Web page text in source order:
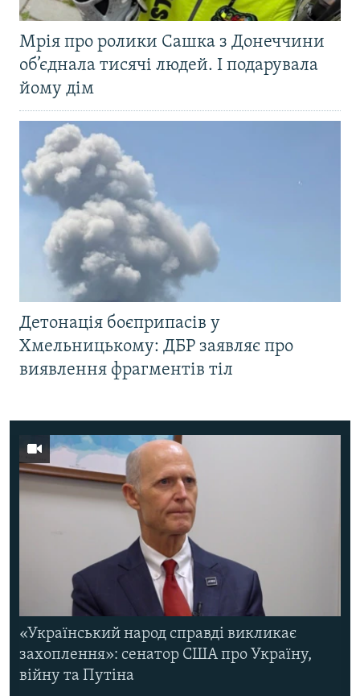
Мрія про ролики Сашка з Донеччини
об’єднала тисячі людей. І подарувала
йому дім
Детонація боєприпасів у
Хмельницькому: ДБР заявляє про
виявлення фрагментів тіл
«Український народ справді викликає
захоплення»: сенатор США про Україну,
війну та Путіна